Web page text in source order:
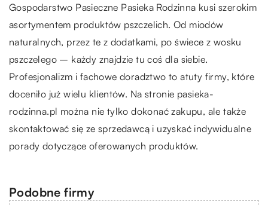
Gospodarstwo Pasieczne Pasieka Rodzinna kusi szerokim
asortymentem produktów pszczelich. Od miodów
naturalnych, przez te z dodatkami, po świece z wosku
pszczelego – każdy znajdzie tu coś dla siebie.
Profesjonalizm i fachowe doradztwo to atuty firmy, które
doceniło już wielu klientów. Na stronie pasieka-
rodzinna.pl można nie tylko dokonać zakupu, ale także
skontaktować się ze sprzedawcą i uzyskać indywidualne
porady dotyczące oferowanych produktów.
Podobne firmy